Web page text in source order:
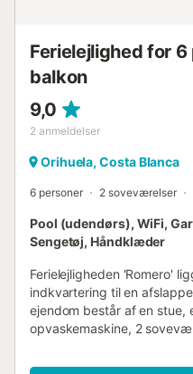
Ferielejlighed for 6
balkon
9,0
2 anmeldelser
Orihuela, Costa Blanca
6 personer 2 soveværelser
Pool (udendørs), WiFi,
Sengetøj, Håndklæder
Ferielejligheden 'Romero'
indkvartering til en
ejendom består af en
opvaskemaskine, 2
omfatter Wi-Fi, et tv,